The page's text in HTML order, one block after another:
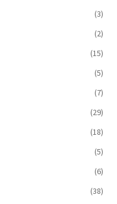
(3)
(2)
(15)
(5)
(7)
(29)
(18)
(5)
(6)
(38)